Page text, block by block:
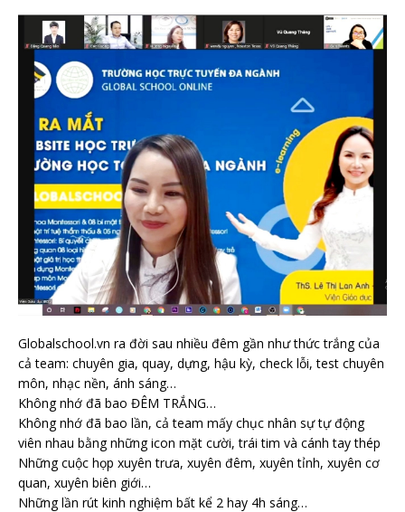
Globalschool.vn ra đời sau nhiều đêm gần như thức trắng của
cả team: chuyên gia, quay, dựng, hậu kỳ, check lỗi, test chuyên
môn, nhạc nền, ánh sáng…
Không nhớ đã bao ĐÊM TRẮNG…
Không nhớ đã bao lần, cả team mấy chục nhân sự tự động
viên nhau bằng những icon mặt cười, trái tim và cánh tay thép
Những cuộc họp xuyên trưa, xuyên đêm, xuyên tỉnh, xuyên cơ
quan, xuyên biên giới…
Những lần rút kinh nghiệm bất kể 2 hay 4h sáng…